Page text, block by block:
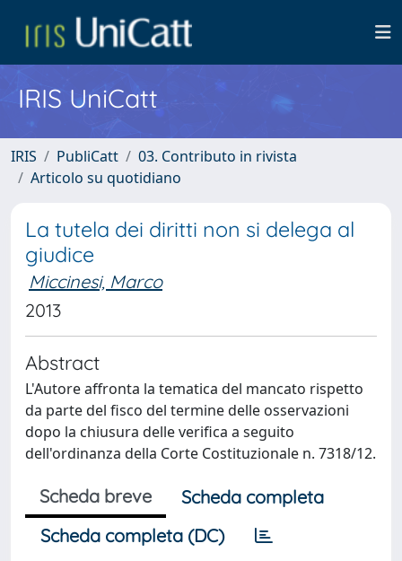
IRIS UniCatt
IRIS PubliCatt
03. Contributo in rivista
Articolo su quotidiano
La tutela dei diritti non si delega al
giudice
Miccinesi, Marco
2013
Abstract
L'Autore affronta la tematica del mancato rispetto
da parte del fisco del termine delle osservazioni
dopo la chiusura delle verifica a seguito
dell'ordinanza della Corte Costituzionale n. 7318/12.
Scheda breve
Scheda completa
Scheda completa (DC)